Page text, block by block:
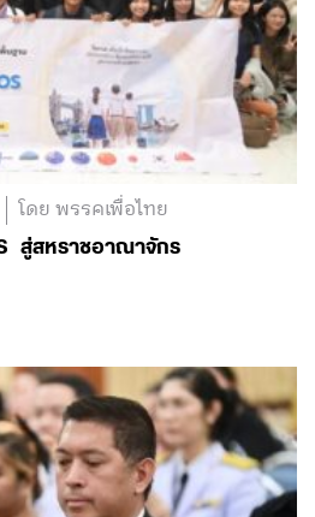
โดย พรรคเพื่อไทย
สู่สหราชอาณาจักร